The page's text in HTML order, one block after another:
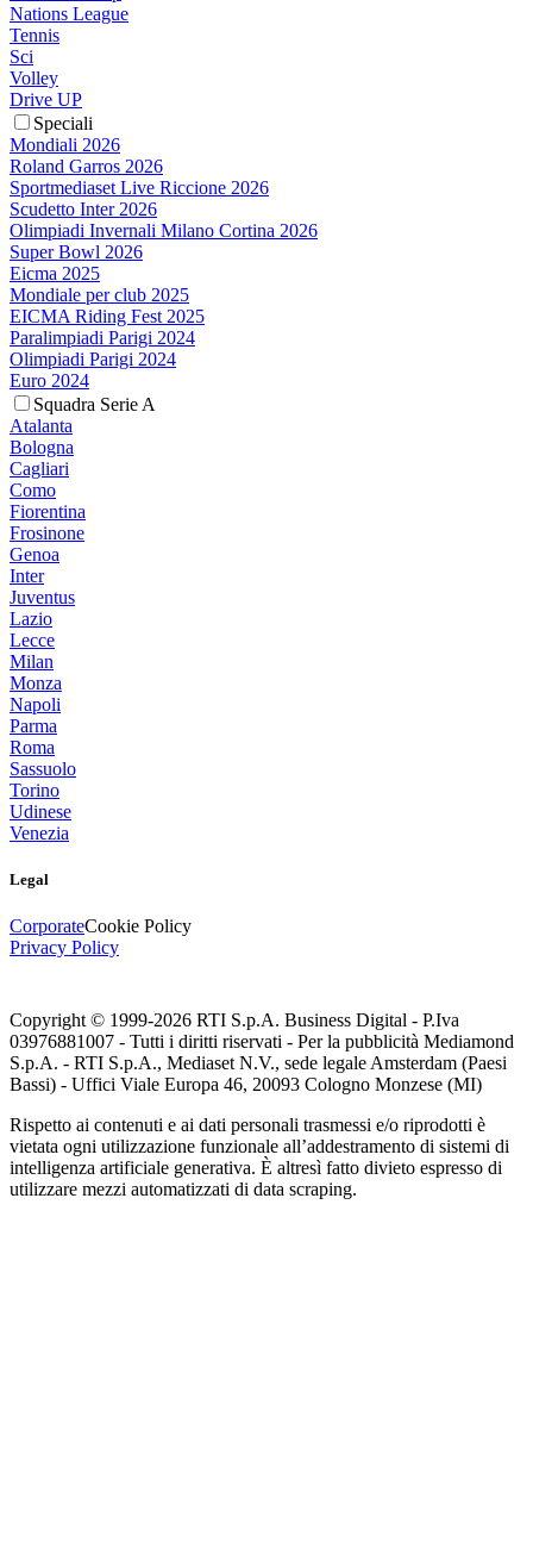
Nations League
Tennis
Sci
Volley
Drive UP
Speciali
Mondiali 2026
Roland Garros 2026
Sportmediaset Live Riccione 2026
Scudetto Inter 2026
Olimpiadi Invernali Milano Cortina 2026
Super Bowl 2026
Eicma 2025
Mondiale per club 2025
EICMA Riding Fest 2025
Paralimpiadi Parigi 2024
Olimpiadi Parigi 2024
Euro 2024
Squadra Serie A
Atalanta
Bologna
Cagliari
Como
Fiorentina
Frosinone
Genoa
Inter
Juventus
Lazio
Lecce
Milan
Monza
Napoli
Parma
Roma
Sassuolo
Torino
Udinese
Venezia
Legal
CorporateCookie Policy
Privacy Policy
Copyright © 1999-2026 RTI S.p.A. Business Digital - P.Iva
03976881007 - Tutti i diritti riservati - Per la pubblicità Mediamond
S.p.A. - RTI S.p.A., Mediaset N.V., sede legale Amsterdam (Paesi
Bassi) - Uffici Viale Europa 46, 20093 Cologno Monzese (MI)
Rispetto ai contenuti e ai dati personali trasmessi e/o riprodotti è
vietata ogni utilizzazione funzionale all’addestramento di sistemi di
intelligenza artificiale generativa. È altresì fatto divieto espresso di
utilizzare mezzi automatizzati di data scraping.